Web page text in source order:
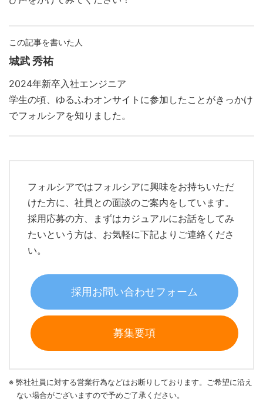
この記事を書いた人
城武 秀祐
2024年新卒入社エンジニア
学生の頃、ゆるふわオンサイトに参加したことがきっかけ
でフォルシアを知りました。
フォルシアではフォルシアに興味をお持ちいただ
けた方に、社員との面談のご案内をしています。
採用応募の方、まずはカジュアルにお話をしてみ
たいという方は、お気軽に下記よりご連絡くださ
い。
採用お問い合わせフォーム
募集要項
※ 弊社社員に対する営業行為などはお断りしております。ご希望に沿え
ない場合がございますので予めご了承ください。